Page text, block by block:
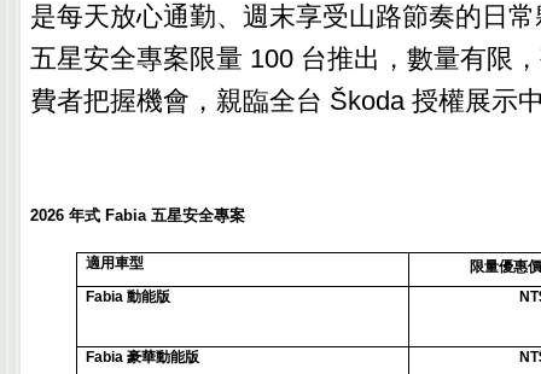
是每天放心通勤、週末享受山路節奏的日
五星安全專案限量 100 台推出，數量有限
費者把握機會，親臨全台 Škoda 授權展示
2026 年式 Fabia 五星安全專案
適用車型
限量優惠價
Fabia動能版
Fabia豪華動能版